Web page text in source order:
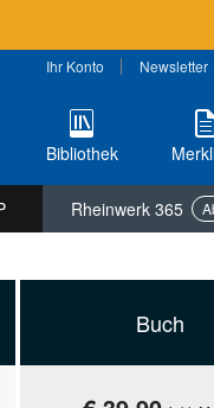
Ihr Konto Newsletter
Bibliothek
Rheinwerk 365
Buch